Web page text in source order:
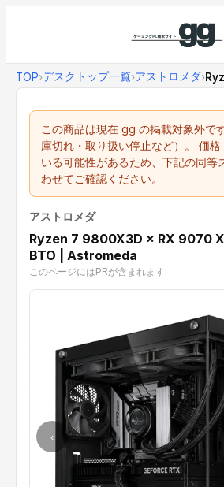
TOP›デスクトップ一覧›アストロメダ›
この商品は現在 gg の掲載対象外で
庫切れ・取り扱い停止など）。 価
いる可能性があるため、下記の同等
わせてご確認ください。
アストロメダ
Ryzen 7 9800X3D × RX 9070
BTO | Astromeda
このページにはPRが含まれます
‹